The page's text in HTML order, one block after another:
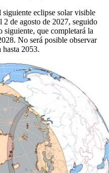
siguiente eclipse solar visible
2 de agosto de 2027, seguido
siguiente, que completará la
No será posible observar
hasta 2053.